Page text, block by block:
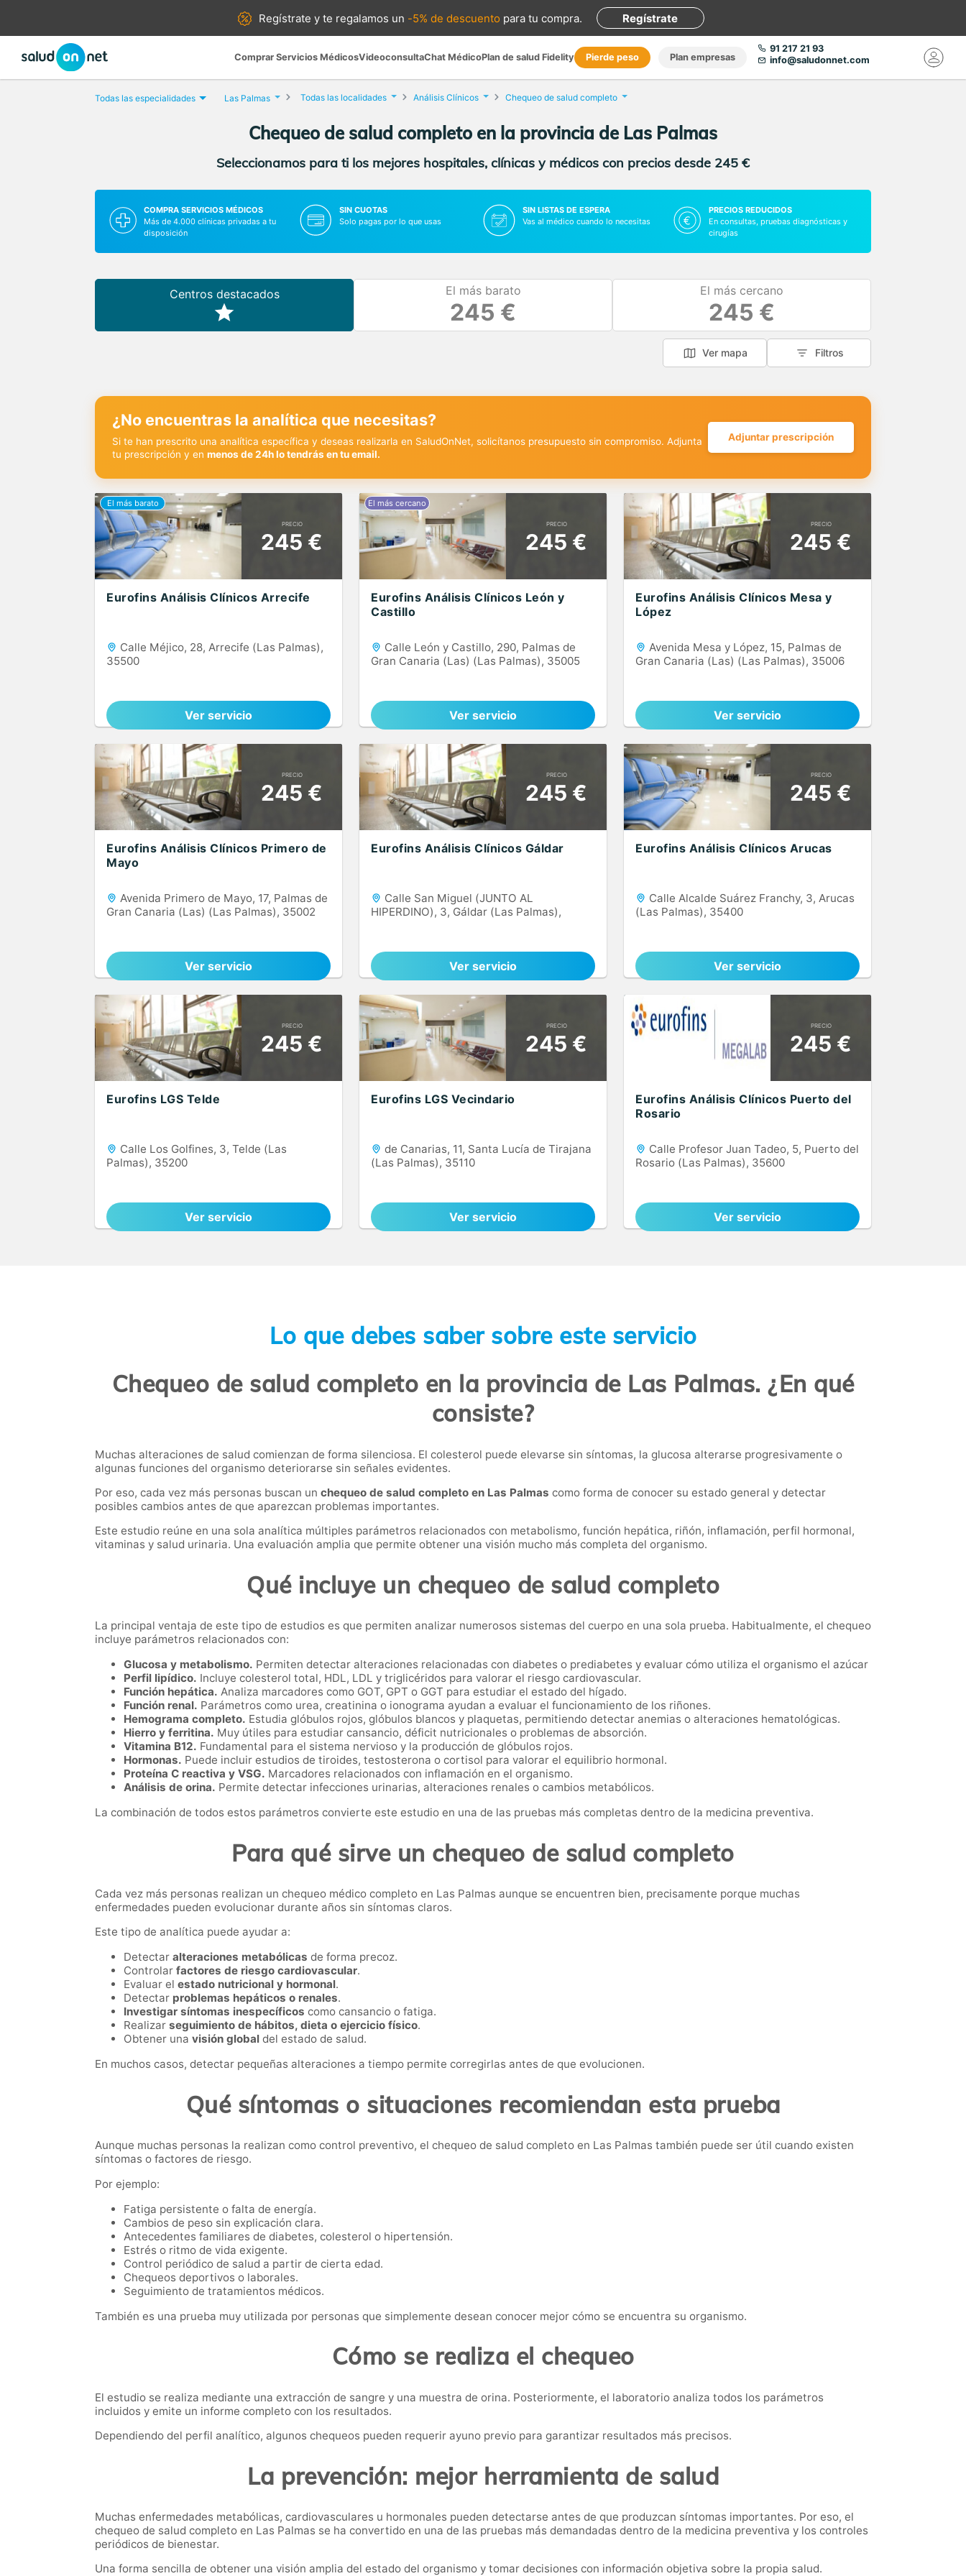
Regístrate yte regalamos un -5% de descuento para tu compra. Regístrate
Comprar Servicios MédicosVideoconsultaChat MédicoPlan de salud Fidelity Pierde peso Plan empresas
91 217 21 93
info@saludonnet.com
Todas las especialidades Las Palmas Todas las localidades Análisis Clínicos Chequeo de salud completo
Chequeo de salud completo en la provincia de Las Palmas
Seleccionamos para ti los mejores hospitales, clínicas y médicos con precios desde 245 €
COMPRA SERVICIOS MÉDICOS
Más de 4.000 clínicas privadas a tu
disposición
SIN CUOTAS
Solo pagas por lo que usas
SIN LISTAS DE ESPERA
Vas al médico cuando lo necesitas
PRECIOS REDUCIDOS
En consultas, pruebas diagnósticas y
cirugías
Centros destacados El más barato
245 €
El más cercano
245 €
Ver mapa Filtros
¿No encuentras la analítica que necesitas?
Si te han prescrito una analítica específica y deseas realizarla en SaludOnNet, solicítanos presupuesto sin compromiso. Adjunta
tu prescripción y en menos de 24h lo tendrás en tu email.
Adjuntar prescripción
PRECIO
245 €
Eurofins Análisis Clínicos Arrecife
Calle Méjico, 28, Arrecife (Las Palmas),
35500
Ver servicio
PRECIO
245 €
Eurofins Análisis Clínicos León y
Castillo
Calle León y Castillo, 290, Palmas de
Gran Canaria (Las) (Las Palmas), 35005
Ver servicio
PRECIO
245 €
Eurofins Análisis Clínicos Mesa y
López
Avenida Mesa y López, 15, Palmas de
Gran Canaria (Las) (Las Palmas), 35006
Ver servicio
PRECIO
245 €
Eurofins Análisis Clínicos Primero de
Mayo
Avenida Primero de Mayo, 17, Palmas de
Gran Canaria (Las) (Las Palmas), 35002
Ver servicio
PRECIO
245 €
Eurofins Análisis Clínicos Gáldar
Calle San Miguel (JUNTO AL
HIPERDINO), 3, Gáldar (Las Palmas),
Ver servicio
PRECIO
245 €
Eurofins Análisis Clínicos Arucas
Calle Alcalde Suárez Franchy, 3, Arucas
(Las Palmas), 35400
Ver servicio
PRECIO
245 €
Eurofins LGS Telde
Calle Los Golfines, 3, Telde (Las
Palmas), 35200
Ver servicio
PRECIO
245 €
Eurofins LGS Vecindario
de Canarias, 11, Santa Lucía de Tirajana
(Las Palmas), 35110
Ver servicio
PRECIO
245 €
Eurofins Análisis Clínicos Puerto del
Rosario
Calle Profesor Juan Tadeo, 5, Puerto del
Rosario (Las Palmas), 35600
Ver servicio
Lo que debes saber sobre este servicio
Chequeo de salud completo en la provincia de Las Palmas. ¿En qué
consiste?
Muchas alteraciones de salud comienzan de forma silenciosa. El colesterol puede elevarse sin síntomas, la glucosa alterarse progresivamente o
algunas funciones del organismo deteriorarse sin señales evidentes.
Por eso, cada vez más personas buscan un chequeo de salud completo en Las Palmas como forma de conocer su estado general y detectar
posibles cambios antes de que aparezcan problemas importantes.
Este estudio reúne en una sola analítica múltiples parámetros relacionados con metabolismo, función hepática, riñón, inflamación, perfil hormonal,
vitaminas y salud urinaria. Una evaluación amplia que permite obtener una visión mucho más completa del organismo.
Qué incluye un chequeo de salud completo
La principal ventaja de este tipo de estudios es que permiten analizar numerosos sistemas del cuerpo en una sola prueba. Habitualmente, el chequeo
incluye parámetros relacionados con:
Glucosa y metabolismo. Permiten detectar alteraciones relacionadas con diabetes o prediabetes y evaluar cómo utiliza el organismo el azúcar
Perfil lipídico. Incluye colesterol total, HDL, LDL y triglicéridos para valorar el riesgo cardiovascular.
Función hepática. Analiza marcadores como GOT, GPT o GGT para estudiar el estado del hígado.
Función renal. Parámetros como urea, creatinina o ionograma ayudan a evaluar el funcionamiento de los riñones.
Hemograma completo. Estudia glóbulos rojos, glóbulos blancos y plaquetas, permitiendo detectar anemias o alteraciones hematológicas.
Hierro y ferritina. Muy útiles para estudiar cansancio, déficit nutricionales o problemas de absorción.
Vitamina B12. Fundamental para el sistema nervioso y la producción de glóbulos rojos.
Hormonas. Puede incluir estudios de tiroides, testosterona o cortisol para valorar el equilibrio hormonal.
Proteína C reactiva y VSG. Marcadores relacionados con inflamación en el organismo.
Análisis de orina. Permite detectar infecciones urinarias, alteraciones renales o cambios metabólicos.
La combinación de todos estos parámetros convierte este estudio en una de las pruebas más completas dentro de la medicina preventiva.
Para qué sirve un chequeo de salud completo
Cada vez más personas realizan un chequeo médico completo en Las Palmas aunque se encuentren bien, precisamente porque muchas
enfermedades pueden evolucionar durante años sin síntomas claros.
Este tipo de analítica puede ayudar a:
Detectar alteraciones metabólicas de forma precoz.
Controlar factores de riesgo cardiovascular.
Evaluar el estado nutricional y hormonal.
Detectar problemas hepáticos o renales.
Investigar síntomas inespecíficos como cansancio o fatiga.
Realizar seguimiento de hábitos, dieta o ejercicio físico.
Obtener una visión global del estado de salud.
En muchos casos, detectar pequeñas alteraciones a tiempo permite corregirlas antes de que evolucionen.
Qué síntomas o situaciones recomiendan esta prueba
Aunque muchas personas la realizan como control preventivo, el chequeo de salud completo en Las Palmas también puede ser útil cuando existen
síntomas o factores de riesgo.
Por ejemplo:
Fatiga persistente o falta de energía.
Cambios de peso sin explicación clara.
Antecedentes familiares de diabetes, colesterol o hipertensión.
Estrés o ritmo de vida exigente.
Control periódico de salud a partir de cierta edad.
Chequeos deportivos o laborales.
Seguimiento de tratamientos médicos.
También es una prueba muy utilizada por personas que simplemente desean conocer mejor cómo se encuentra su organismo.
Cómo se realiza el chequeo
El estudio se realiza mediante una extracción de sangre y una muestra de orina. Posteriormente, el laboratorio analiza todos los parámetros
incluidos y emite un informe completo con los resultados.
Dependiendo del perfil analítico, algunos chequeos pueden requerir ayuno previo para garantizar resultados más precisos.
La prevención: mejor herramienta de salud
Muchas enfermedades metabólicas, cardiovasculares u hormonales pueden detectarse antes de que produzcan síntomas importantes. Por eso, el
chequeo de salud completo en Las Palmas se ha convertido en una de las pruebas más demandadas dentro de la medicina preventiva y los controles
periódicos de bienestar.
Una forma sencilla de obtener una visión amplia del estado del organismo y tomar decisiones con información objetiva sobre la propia salud.